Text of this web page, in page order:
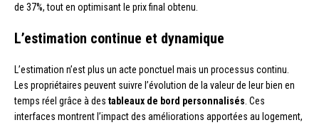
de 37%, tout en optimisant le prix final obtenu.
L’estimation continue et dynamique
L’estimation n’est plus un acte ponctuel mais un processus continu.
Les propriétaires peuvent suivre l’évolution de la valeur de leur bien en
temps réel grâce à des tableaux de bord personnalisés . Ces
interfaces montrent l’impact des améliorations apportées au logement,